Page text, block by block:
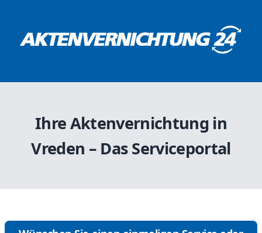
Ihre Aktenvernichtung in
Vreden – Das Serviceportal